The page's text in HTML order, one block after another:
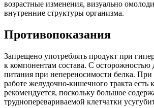
возрастные изменения, визуально
внутренние структуры организма.
Противопоказания
Запрещено употреблять продукт при
к компонентам состава. С осторожностью
питания при непереносимости белка.
работе желудочно-кишечного тракта есть
рекомендуется, поскольку большое
трудноперевариваемой клетчатки